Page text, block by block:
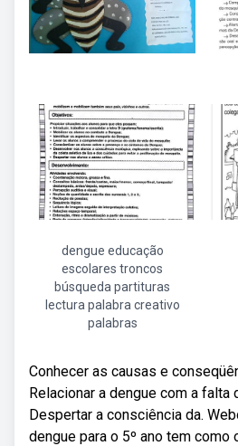
dengue educação
escolares troncos
búsqueda partituras
lectura palabra creativo
palabras
Conhecer as causas e
Relacionar a dengue com a falta
Despertar a consciência da.
dengue para o 5º ano tem como